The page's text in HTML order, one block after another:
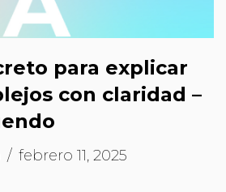
para explicar
con claridad –
febrero 11, 2025